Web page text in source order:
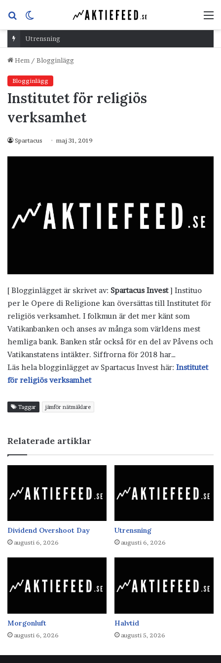
Sök
efterskin
Utrensning
Hem / Blogginlägg
Blogginlägg
Institutet för religiös
verksamhet
Spartacus maj 31, 2019
[ Blogginlägget är skrivet av: Spartacus Invest] Instituo
per le Opere di Religione kan översättas till Institutet för
religiös verksamhet. I folkmun är det mer känt som
Vatikanbanken och anses av många som världens mest
hemliga bank. Banken står också för en del av Påvens och
Vatikanstatens intäkter. Siffrorna för 2018 har…
Läs hela blogginlägget av Spartacus Invest här: Institutet
för religiös verksamhet
Taggar jämför nätmäklare
Relaterade artiklar
Dividend Overshoot Day
augusti 6, 2026
Utrensning
augusti 6, 2026
Morgonluft
augusti 6, 2026
Halvtid
augusti 5, 2026